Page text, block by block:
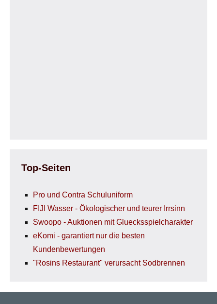
Top-Seiten
Pro und Contra Schuluniform
FIJI Wasser - Ökologischer und teurer Irrsinn
Swoopo - Auktionen mit Gluecksspielcharakter
eKomi - garantiert nur die besten
Kundenbewertungen
"Rosins Restaurant" verursacht Sodbrennen